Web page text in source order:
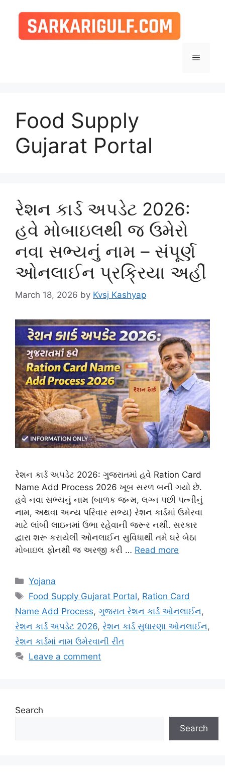
content
Menu
Food Supply
Gujarat Portal
રેશન કાર્ડ અપડેટ 2026:
હવે મોબાઇલથી જ ઉમેરો
નવા સભ્યનું નામ – સંપૂર્ણ
ઓનલાઈન પ્રક્રિયા અહીં
March 18, 2026 by Kvsj Kashyap
રેશન કાર્ડ અપડેટ 2026: ગુજરાતમાં હવે Ration Card
Name Add Process 2026 ખૂબ સરળ બની ગયો છે.
હવે નવા સભ્યનું નામ (બાળક જન્મ, લગ્ન પછી પત્નીનું
નામ, અથવા અન્ય પરિવાર સભ્ય) રેશન કાર્ડમાં ઉમેરવા
માટે લાંબી લાઇનમાં ઉભા રહેવાની જરૂર નથી. સરકાર
દ્વારા શરૂ કરાયેલી ઓનલાઈન સુવિધાથી તમે ઘરે બેઠા
મોબાઇલ ફોનથી જ અરજી કરી … Read more
Categories
Yojana
Tags
Food Supply Gujarat Portal, Ration Card
Name Add Process, ગુજરાત રેશન કાર્ડ ઓનલાઈન,
રેશન કાર્ડ અપડેટ 2026, રેશન કાર્ડ સુધારણા ઓનલાઈન,
રેશન કાર્ડમાં નામ ઉમેરવાની રીત
Leave a comment
Search
Search